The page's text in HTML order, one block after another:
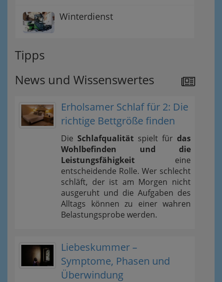
Winterdienst
Tipps
News und Wissenswertes
Erholsamer Schlaf für 2: Die
richtige Bettgröße finden
Die Schlafqualität spielt für das
Wohlbefinden und die
Leistungsfähigkeit eine
entscheidende Rolle. Wer schlecht
schläft, der ist am Morgen nicht
ausgeruht und die Aufgaben des
Alltags können zu einer wahren
Belastungsprobe werden.
Liebeskummer –
Symptome, Phasen und
Überwindung